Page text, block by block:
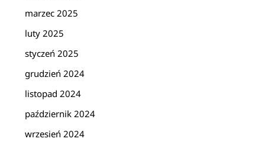
marzec 2025
luty 2025
styczeń 2025
grudzień 2024
listopad 2024
październik 2024
wrzesień 2024